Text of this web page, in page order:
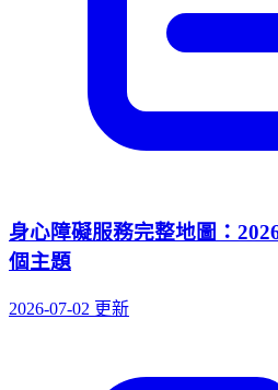
身心障礙服務完整地圖：
個主題
2026-07-02 更新